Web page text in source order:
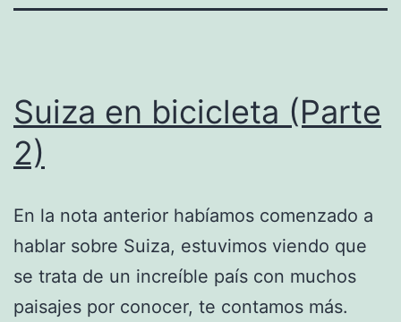
Suiza en bicicleta (Parte
2)
En la nota anterior habíamos comenzado a
hablar sobre Suiza, estuvimos viendo que
se trata de un increíble país con muchos
paisajes por conocer, te contamos más.